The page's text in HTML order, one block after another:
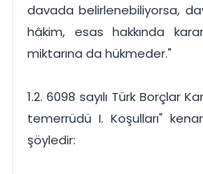
davada belirlenebiliyorsa,
hâkim, esas hakkında
miktarına da hükmeder."
1.2. 6098 sayılı Türk Borçlar
temerrüdü I. Koşulları"
şöyledir: